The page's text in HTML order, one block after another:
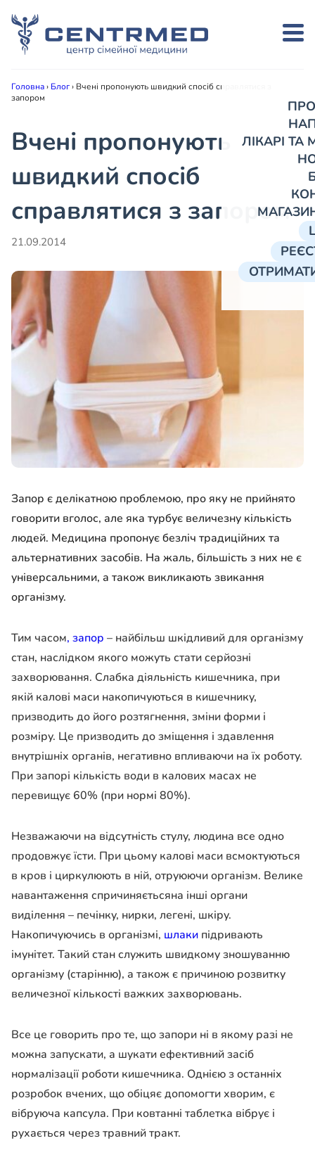
ЛІКАРІ
Головна› Блог› Вчені пропонують швидкий спосіб справлятися з
запором
Вчені пропонують
швидкий спосіб
справлятися з запором
21.09.2014
Запор є делікатною проблемою, про яку не прийнято
говорити вголос, але яка турбує величезну кількість
людей. Медицина пропонує безліч традиційних та
альтернативних засобів. На жаль, більшість з них не є
універсальними, а також викликають звикання
організму.
Тим часом, запор – найбільш шкідливий для організму
стан, наслідком якого можуть стати серйозні
захворювання. Слабка діяльність кишечника, при
якій калові маси накопичуються в кишечнику,
призводить до його розтягнення, зміни форми і
розміру. Це призводить до зміщення і здавлення
внутрішніх органів, негативно впливаючи на їх роботу.
При запорі кількість води в калових масах не
перевищує 60% (при нормі 80%).
Незважаючи на відсутність стулу, людина все одно
продовжує їсти. При цьому калові маси всмоктуються
в кров і циркулюють в ній, отруюючи організм. Велике
навантаження спричиняєтьсяна інші органи
виділення – печінку, нирки, легені, шкіру.
Накопичуючись в організмі, шлаки підривають
імунітет. Такий стан служить швидкому зношуванню
організму (старінню), а також є причиною розвитку
величезної кількості важких захворювань.
Все це говорить про те, що запори ні в якому разі не
можна запускати, а шукати ефективний засіб
нормалізації роботи кишечника. Однією з останніх
розробок вчених, що обіцяє допомогти хворим, є
вібруюча капсула. При ковтанні таблетка вібрує і
рухається через травний тракт.